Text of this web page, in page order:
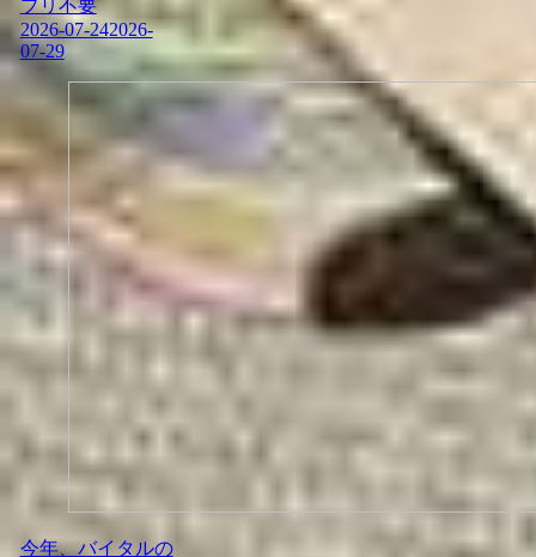
プリ不要
2026-07-242026-
07-29
今年、バイタルの